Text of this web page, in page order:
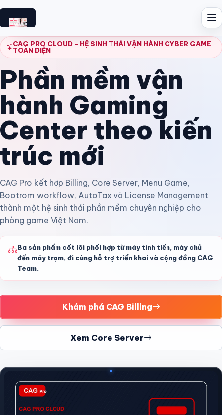
CAG PRO CLOUD - HỆ SINH THÁI VẬN HÀNH CYBER GAME
TOÀN DIỆN
Phần mềm vận
hành Gaming
Center theo kiến
trúc mới
CAG Pro kết hợp Billing, Core Server, Menu Game,
Bootrom workflow, AutoTax và License Management
thành một hệ sinh thái phần mềm chuyên nghiệp cho
phòng game Việt Nam.
Ba sản phẩm cốt lõi phối hợp từ máy tính tiền, máy chủ
đến máy trạm, đi cùng hỗ trợ triển khai và cộng đồng CAG
Team.
Khám phá CAG Billing
Xem Core Server